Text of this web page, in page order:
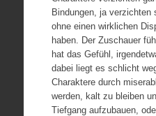
Bindungen, ja verzichten
ohne einen wirklichen
haben. Der Zuschauer
hat das Gefühl,
dabei liegt es schlicht
Charaktere durch
werden, kalt zu bleiben
Tiefgang aufzubauen,